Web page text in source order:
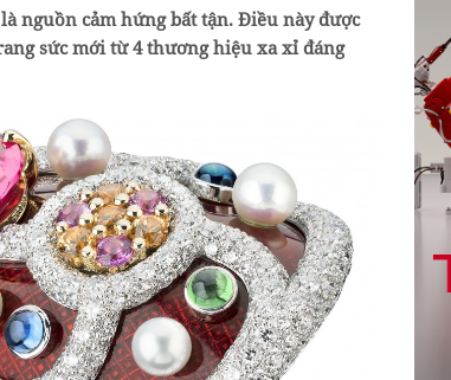
nguồn cảm hứng bất tận. Điều này được
sức mới từ 4 thương hiệu xa xỉ đáng